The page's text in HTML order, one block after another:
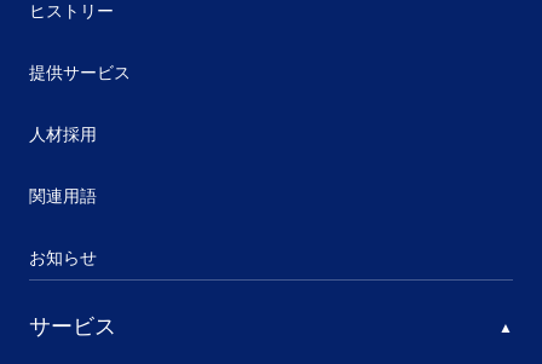
ヒストリー
提供サービス
人材採用
関連用語
お知らせ
サービス